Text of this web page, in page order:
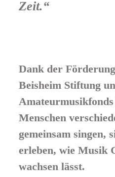
Zeit.“
Dank der
Beisheim Stiftung
Menschen
gemeinsam singen,
erleben, wie Musik
wachsen lässt.